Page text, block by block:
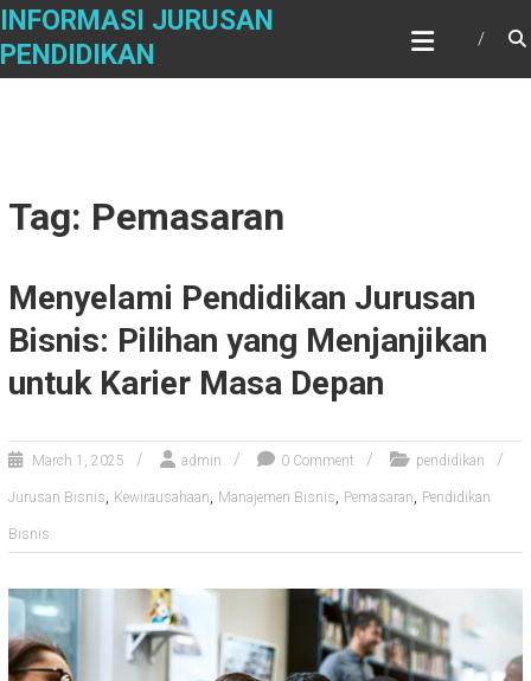
Skip
content
INFORMASI JURUSAN
PENDIDIKAN
Tag: Pemasaran
Menyelami Pendidikan Jurusan
Bisnis: Pilihan yang Menjanjikan
untuk Karier Masa Depan
March 1, 2025 admin 0 Comment pendidikan
Jurusan Bisnis, Kewirausahaan, Manajemen Bisnis, Pemasaran, Pendidikan
Bisnis